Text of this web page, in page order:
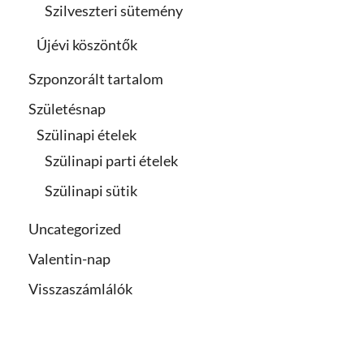
Szilveszteri sütemény
Újévi köszöntők
Szponzorált tartalom
Születésnap
Szülinapi ételek
Szülinapi parti ételek
Szülinapi sütik
Uncategorized
Valentin-nap
Visszaszámlálók